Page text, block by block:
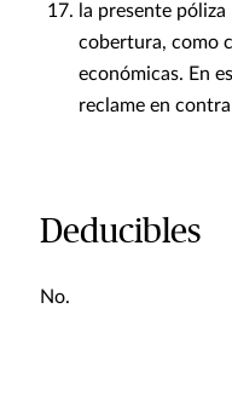
la presente
cobertura, como
económicas. En
reclame en
Deducibles
No.